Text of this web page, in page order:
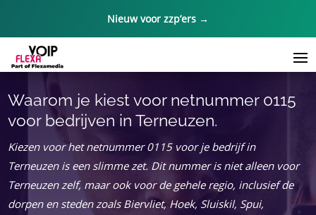
Nieuw voor zzp’ers →
Waarom je kiest voor netnummer 0115
voor bedrijven in Terneuzen.​
Kiezen voor het netnummer 0115 voor je bedrijf in
Terneuzen is een slimme zet. Dit nummer is niet alleen voor
Terneuzen zelf, maar ook voor de gehele regio, inclusief de
dorpen en steden zoals Biervliet, Hoek, Sluiskil, Spui,